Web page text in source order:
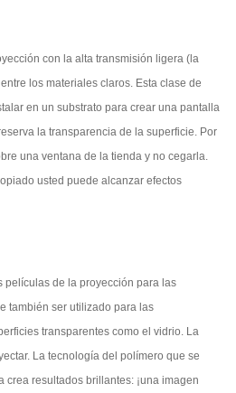
con la alta transmisión ligera (la
los materiales claros. Esta clase de
en un substrato para crear una pantalla
la transparencia de la superficie. Por
una ventana de la tienda y no cegarla.
usted puede alcanzar efectos
películas de la proyección para las
también ser utilizado para las
transparentes como el vidrio. La
La tecnología del polímero que se
resultados brillantes: ¡una imagen